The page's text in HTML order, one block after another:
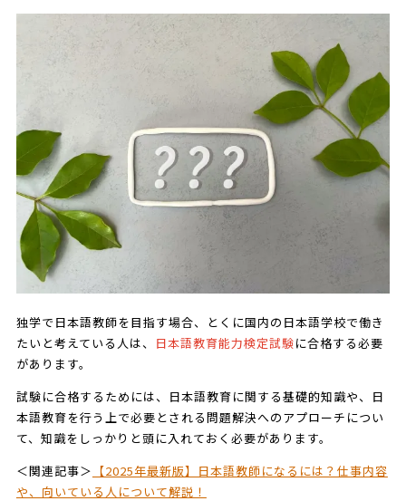
独学で日本語教師を目指す場合、とくに国内の日本語学校で働き
たいと考えている人は、 日本語教育能力検定試験に合格する必要
があります。
試験に合格するためには、日本語教育に関する基礎的知識や、日
本語教育を行う上で必要とされる問題解決へのアプローチについ
て、知識をしっかりと頭に入れておく必要があります。
＜関連記事＞ 【2025年最新版】日本語教師になるには？仕事内容
や、向いている人について解説！